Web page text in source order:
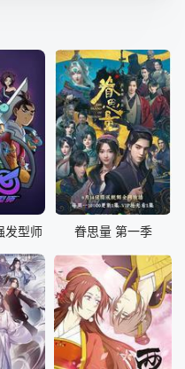
发型师 眷思量 第一季